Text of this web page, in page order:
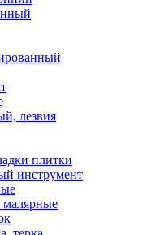
лезвия
плитки
инструмент